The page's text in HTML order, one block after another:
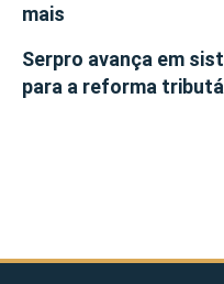
mais
Serpro avança em
para a reforma